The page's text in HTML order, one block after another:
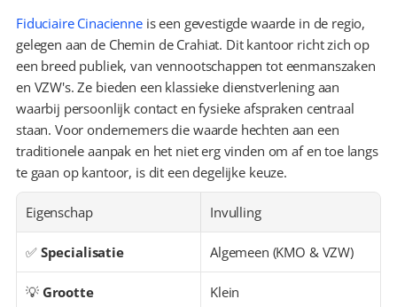
Fiduciaire Cinacienne is een gevestigde waarde in de regio,
gelegen aan de Chemin de Crahiat. Dit kantoor richt zich op
een breed publiek, van vennootschappen tot eenmanszaken
en VZW's. Ze bieden een klassieke dienstverlening aan
waarbij persoonlijk contact en fysieke afspraken centraal
staan. Voor ondernemers die waarde hechten aan een
traditionele aanpak en het niet erg vinden om af en toe langs
te gaan op kantoor, is dit een degelijke keuze.
Eigenschap Invulling
✅ Specialisatie Algemeen (KMO & VZW)
💡 Grootte Klein